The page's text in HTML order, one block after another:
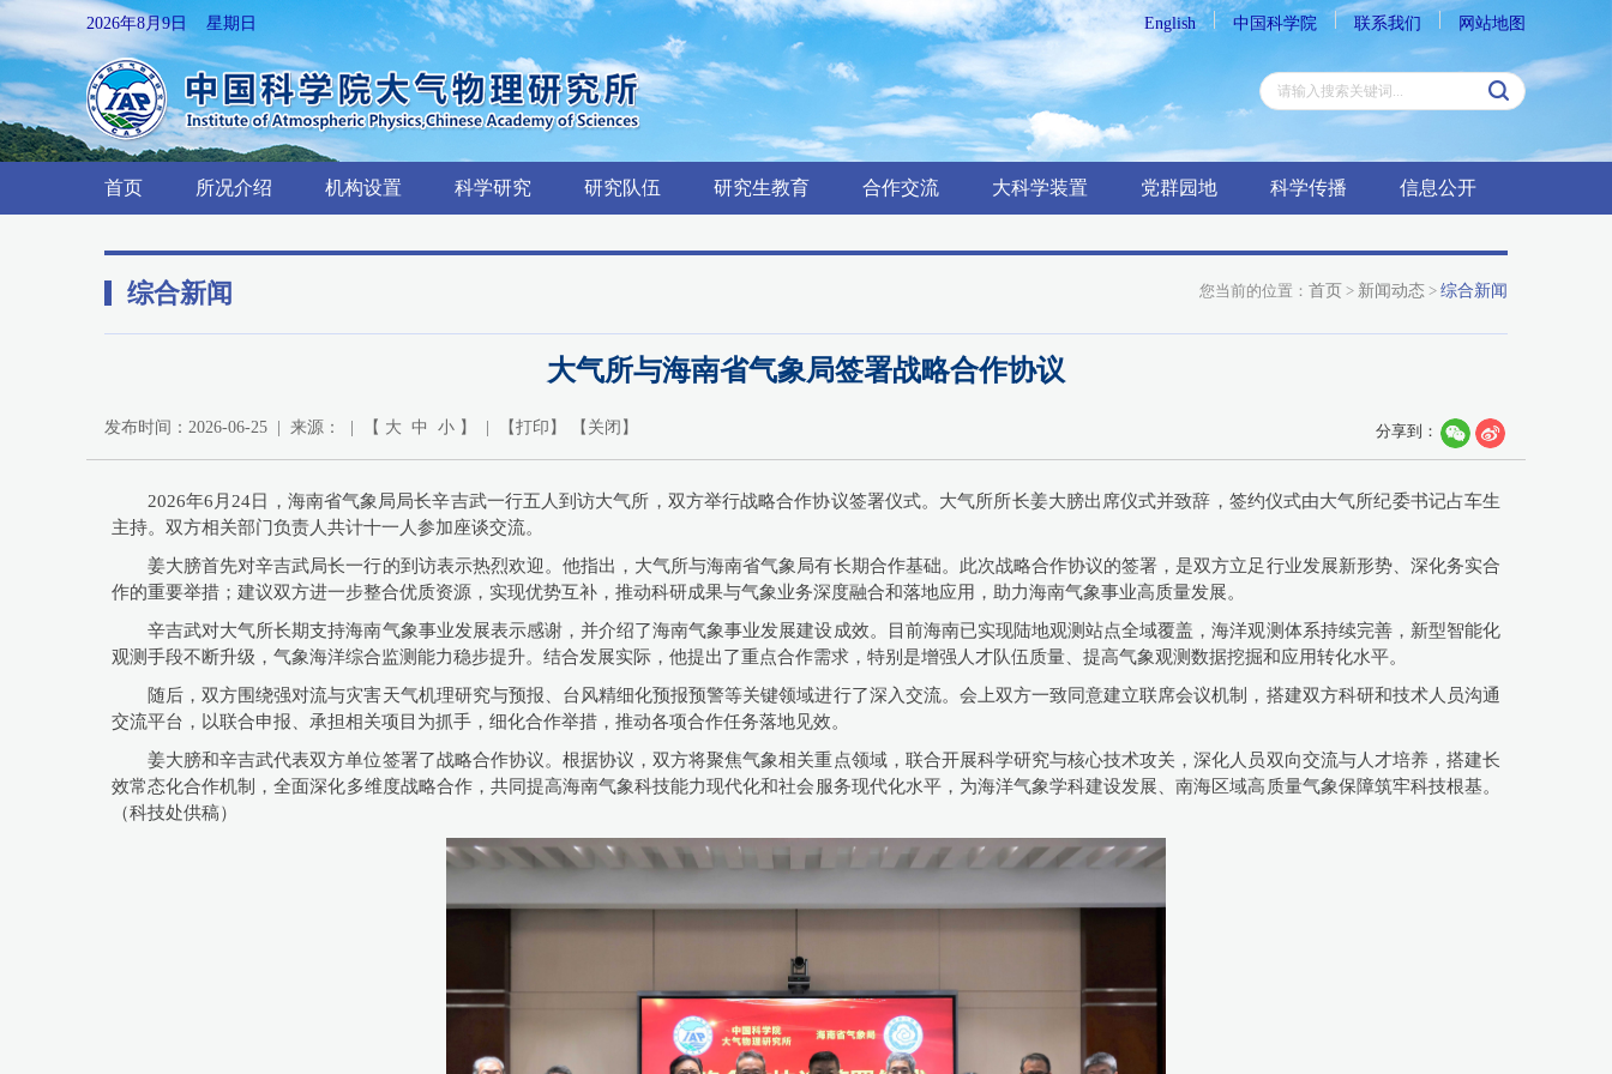
2026年8月9日 星期日 English 中国科学院 联系我们 网站地图
首页 所况介绍 机构设置 科学研究 研究队伍 研究生教育 合作交流 大科学装置 党群园地 科学传播 信息公开
综合新闻 您当前的位置： 首页 > 新闻动态 > 综合新闻
大气所与海南省气象局签署战略合作协议
发布时间：2026-06-25 | 来源： | 【 大 中 小 】 | 【打印 】 【 关闭 】 分享到：
2026年6月24日，海南省气象局局长辛吉武一行五人到访大气所，双方举行战略合作协议签署仪式。大气所所长姜大膀出席仪式并致辞，签约仪式由大气所纪委书记占车生
主持。双方相关部门负责人共计十一人参加座谈交流。
姜大膀首先对辛吉武局长一行的到访表示热烈欢迎。他指出，大气所与海南省气象局有长期合作基础。此次战略合作协议的签署，是双方立足行业发展新形势、深化务实合
作的重要举措；建议双方进一步整合优质资源，实现优势互补，推动科研成果与气象业务深度融合和落地应用，助力海南气象事业高质量发展。
辛吉武对大气所长期支持海南气象事业发展表示感谢，并介绍了海南气象事业发展建设成效。目前海南已实现陆地观测站点全域覆盖，海洋观测体系持续完善，新型智能化
观测手段不断升级，气象海洋综合监测能力稳步提升。结合发展实际，他提出了重点合作需求，特别是增强人才队伍质量、提高气象观测数据挖掘和应用转化水平。
随后，双方围绕强对流与灾害天气机理研究与预报、台风精细化预报预警等关键领域进行了深入交流。会上双方一致同意建立联席会议机制，搭建双方科研和技术人员沟通
交流平台，以联合申报、承担相关项目为抓手，细化合作举措，推动各项合作任务落地见效。
姜大膀和辛吉武代表双方单位签署了战略合作协议。根据协议，双方将聚焦气象相关重点领域，联合开展科学研究与核心技术攻关，深化人员双向交流与人才培养，搭建长
效常态化合作机制，全面深化多维度战略合作，共同提高海南气象科技能力现代化和社会服务现代化水平，为海洋气象学科建设发展、南海区域高质量气象保障筑牢科技根基。
（科技处供稿）